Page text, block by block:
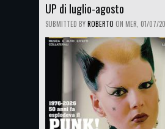
UP di luglio-agosto
SUBMITTED BYROBERTO ON MER, 01/07/